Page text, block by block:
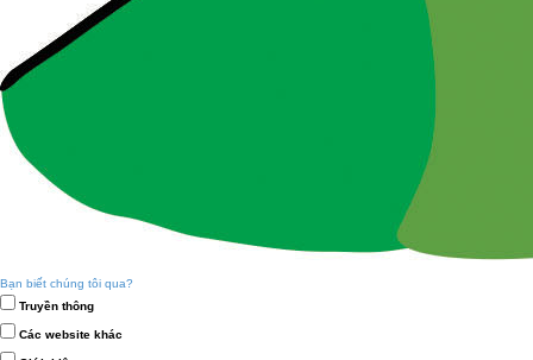
Bạn biết chúng tôi qua?
Truyền thông
Các website khác